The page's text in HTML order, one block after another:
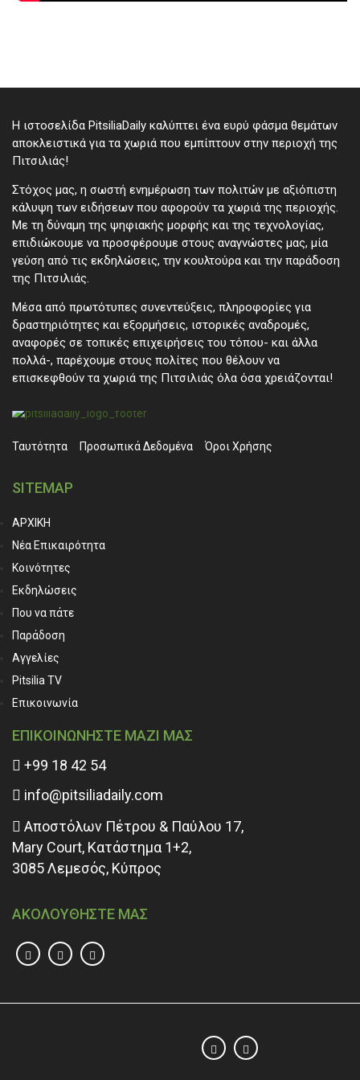
Η ιστοσελίδα PitsiliaDaily καλύπτει ένα ευρύ φάσμα θεμάτων
αποκλειστικά για τα χωριά που εμπίπτουν στην περιοχή της
Πιτσιλιάς!
Στόχος μας, η σωστή ενημέρωση των πολιτών με αξιόπιστη
κάλυψη των ειδήσεων που αφορούν τα χωριά της περιοχής.
Με τη δύναμη της ψηφιακής μορφής και της τεχνολογίας,
επιδιώκουμε να προσφέρουμε στους αναγνώστες μας, μία
γεύση από τις εκδηλώσεις, την κουλτούρα και την παράδοση
της Πιτσιλιάς.
Μέσα από πρωτότυπες συνεντεύξεις, πληροφορίες για
δραστηριότητες και εξορμήσεις, ιστορικές αναδρομές,
αναφορές σε τοπικές επιχειρήσεις του τόπου- και άλλα
πολλά-, παρέχουμε στους πολίτες που θέλουν να
επισκεφθούν τα χωριά της Πιτσιλιάς όλα όσα χρειάζονται!
Ταυτότητα Προσωπικά ∆εδομένα Όροι Χρήσης
SITEMAP
ΑΡΧΙΚΗ
Νέα Επικαιρότητα
Κοινότητες
Εκδηλώσεις
Που να πάτε
Παράδοση
Αγγελίες
Pitsilia TV
Επικοινωνία
ΕΠΙΚΟΙΝΩΝΗΣΤΕ ΜΑΖΙ ΜΑΣ
+99 18 42 54
info@pitsiliadaily.com
Αποστόλων Πέτρου & Παύλου 17,
Mary Court, Κατάστημα 1+2,
3085 Λεμεσός, Κύπρος
ΑΚΟΛΟΥΘΗΣΤΕ ΜΑΣ